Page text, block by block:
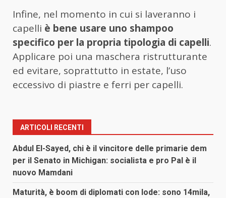
Infine, nel momento in cui si laveranno i
capelli è bene usare uno shampoo
specifico per la propria tipologia di capelli.
Applicare poi una maschera ristrutturante
ed evitare, soprattutto in estate, l’uso
eccessivo di piastre e ferri per capelli.
ARTICOLI RECENTI
Abdul El-Sayed, chi è il vincitore delle primarie dem
per il Senato in Michigan: socialista e pro Pal è il
nuovo Mamdani
Maturità, è boom di diplomati con lode: sono 14mila,